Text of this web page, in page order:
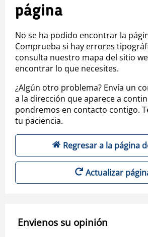
página
No se ha podido encontrar la
Comprueba si hay errores
consulta nuestro mapa del sitio
encontrar lo que necesites.
¿Algún otro problema? Envía un
a la dirección que aparece a
pondremos en contacto contigo.
tu paciencia.
Regresar a la página
Actualizar
Envienos su opinión